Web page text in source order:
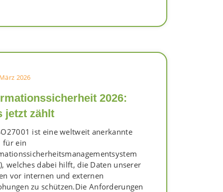
2026
2026:
jetzt zählt
ist eine weltweit anerkannte
für ein
welches dabei hilft, die Daten unserer
vor internen und externen
zu schützen.Die Anforderungen